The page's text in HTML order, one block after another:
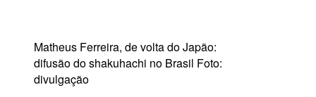
Matheus Ferreira, de volta do Japão:
difusão do shakuhachi no Brasil Foto:
divulgação